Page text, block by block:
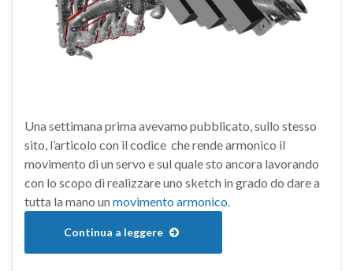
Una settimana prima avevamo pubblicato, sullo stesso
sito, l’articolo con il codice che rende armonico il
movimento di un servo e sul quale sto ancora lavorando
con lo scopo di realizzare uno sketch in grado do dare a
tutta la mano un movimento armonico.
Continua a leggere